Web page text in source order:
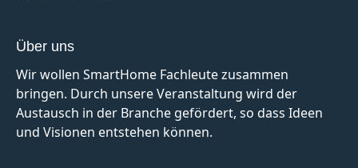
Über uns
Wir wollen SmartHome Fachleute zusammen
bringen. Durch unsere Veranstaltung wird der
Austausch in der Branche gefördert, so dass Ideen
und Visionen entstehen können.